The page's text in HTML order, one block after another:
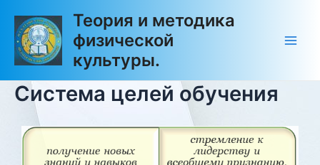
содержимому
Теория и методика
физической
культуры.
Система целей обучения